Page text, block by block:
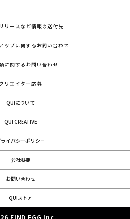
リースなど情報の送付先
ップに関するお問い合わせ
に関するお問い合わせ
クリエイター応募
QUIについて
QUI CREATIVE
ライバシーポリシー
会社概要
お問い合わせ
QUIストア
FIND EGG Inc.